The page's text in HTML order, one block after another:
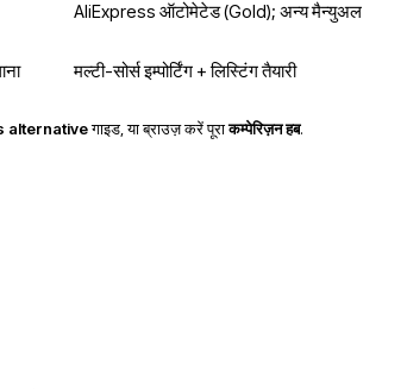
AliExpress ऑटोमेटेड (Gold); अन्य मैन्युअल
मल्टी-सोर्स इम्पोर्टिंग + लिस्टिंग तैयारी
alternativeगाइड, या ब्राउज़ करें पूराकम्पेरिज़न हब.